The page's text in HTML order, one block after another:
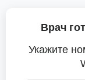
Врач
Укажите